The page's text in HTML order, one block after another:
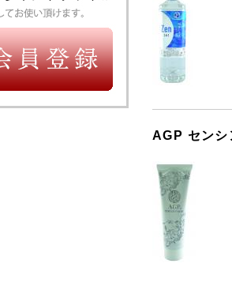
AGP センシ